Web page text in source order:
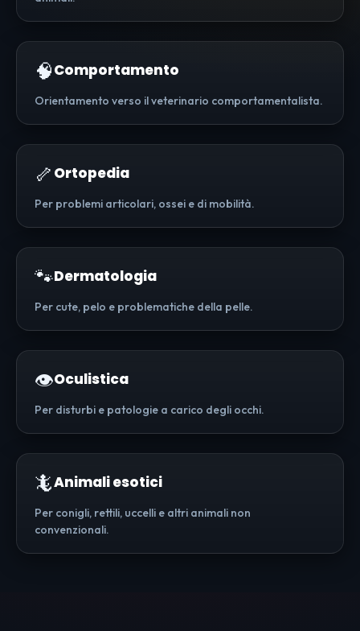
🧠Comportamento
Orientamento verso il veterinario comportamentalista.
🦴 Ortopedia
Per problemi articolari, ossei e di mobilità.
🐾Dermatologia
Per cute, pelo e problematiche della pelle.
👁️Oculistica
Per disturbi e patologie a carico degli occhi.
🦎Animali esotici
Per conigli, rettili, uccelli e altri animali non
convenzionali.